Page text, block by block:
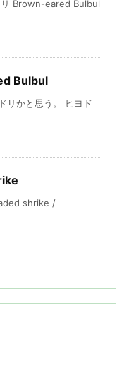
リ Brown-eared Bulbul
Bulbul
リかと思う。 ヒヨド
shrike /